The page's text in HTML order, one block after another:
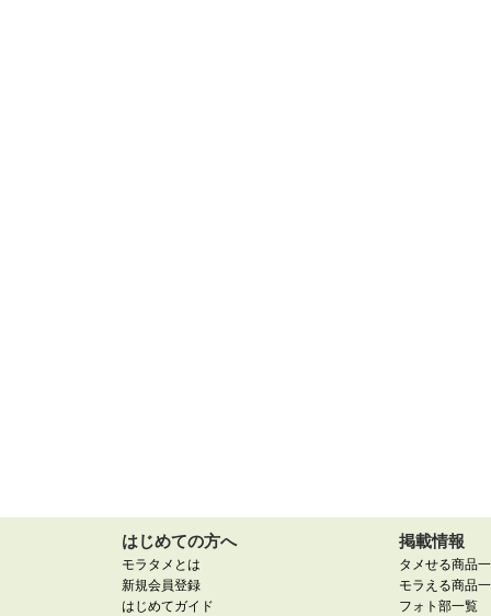
はじめての方へ
モラタメとは
新規会員登録
はじめてガイド
掲載情報
タメせる商品
モラえる商品
フォト部一覧